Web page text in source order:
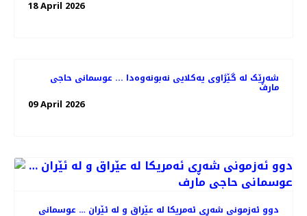
18 April 2026
شەڕێک لە گێژاوی یەکلایی نەبونەوەدا ... عوسمانی حاجی
مارف
09 April 2026
دوو ئەزمونی شەڕی ئەمریکا لە عێراق و لە ئێران … عوسمانی